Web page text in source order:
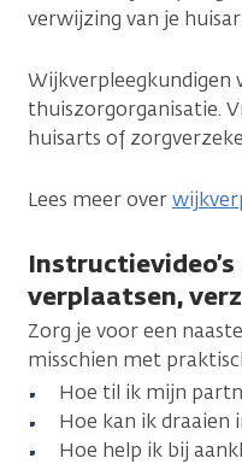
verwijzing van je
Wijkverpleegkundigen
thuiszorgorganisatie.
huisarts of
Lees meer over
verplaatsen,
Zorg je voor een
misschien met
Hoe til ik mijn
Hoe kan ik draaien
Hoe help ik bij